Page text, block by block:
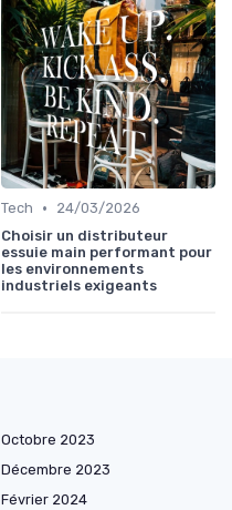
Tech •
24/03/2026
Choisir un distributeur
essuie main performant pour
les environnements
industriels exigeants
Octobre 2023
Décembre 2023
Février 2024